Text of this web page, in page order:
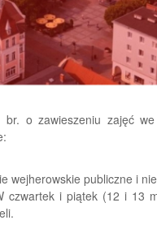
o zawieszeniu zajęć we
wejherowskie publiczne i
czwartek i piątek (12 i 13